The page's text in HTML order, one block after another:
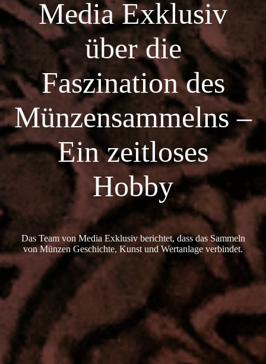
Media Exklusiv
über die
Faszination des
Münzensammelns –
Ein zeitloses
Hobby
Das Team von Media Exklusiv berichtet, dass das Sammeln
von Münzen Geschichte, Kunst und Wertanlage verbindet.